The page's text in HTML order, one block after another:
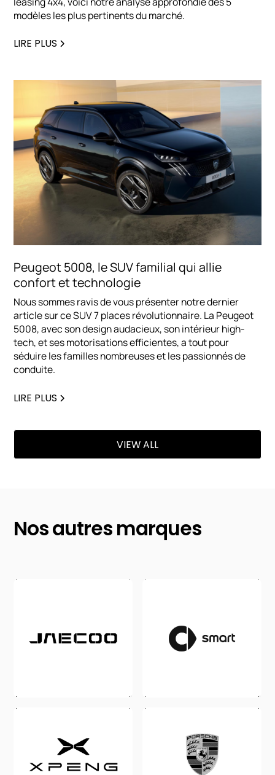
modèles les plus pertinents du marché.
LIRE PLUS
Peugeot 5008, le SUV familial qui allie
confort et technologie
Nous sommes ravis de vous présenter notre dernier
article sur ce SUV 7 places révolutionnaire. La Peugeot
5008, avec son design audacieux, son intérieur high-
tech, et ses motorisations efficientes, a tout pour
séduire les familles nombreuses et les passionnés de
conduite.
LIRE PLUS
VIEW ALL
Nos autres marques